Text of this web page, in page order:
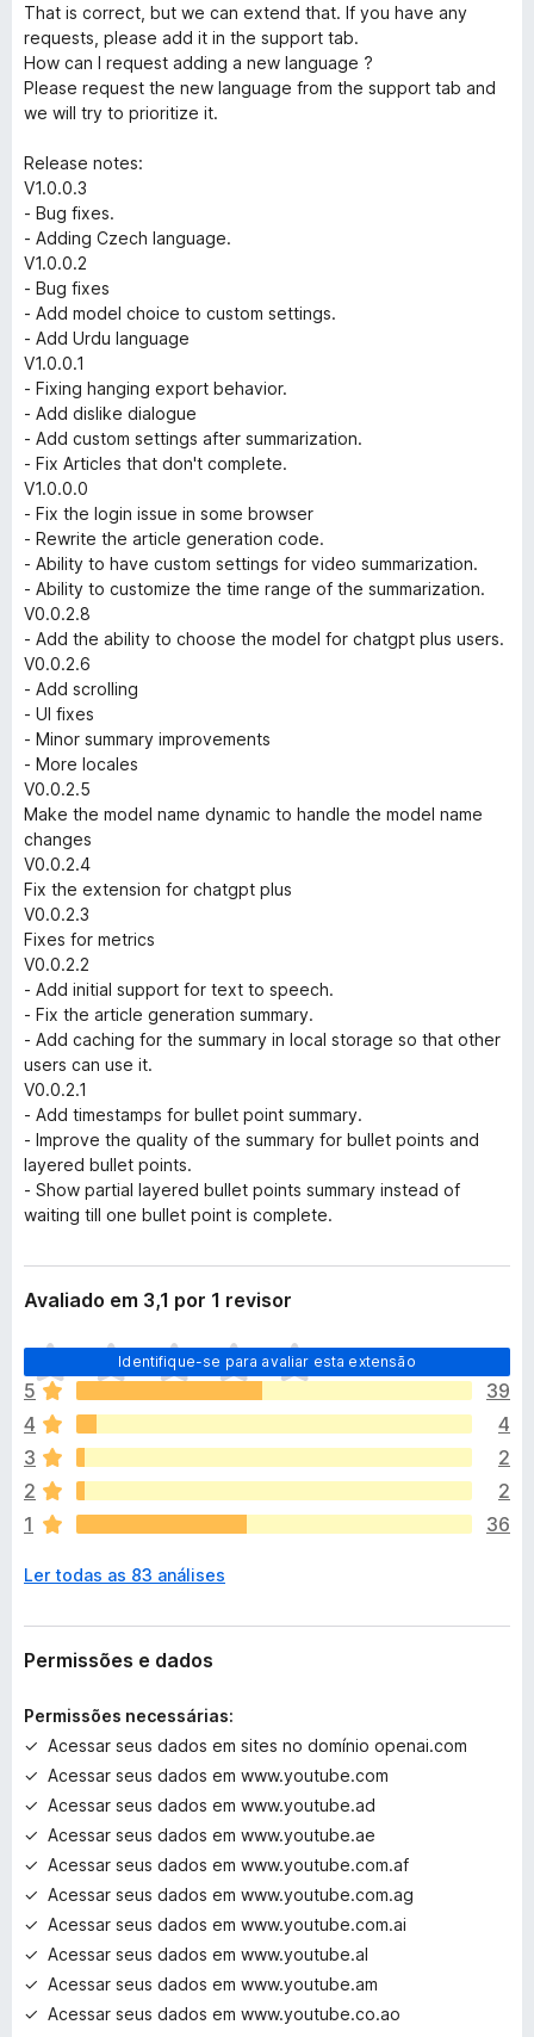
That is correct, but we can extend that. If you have any
requests, please add it in the support tab.
How can I request adding a new language ?
Please request the new language from the support tab and
we will try to prioritize it.
Release notes:
V1.0.0.3
- Bug fixes.
- Adding Czech language.
V1.0.0.2
- Bug fixes
- Add model choice to custom settings.
- Add Urdu language
V1.0.0.1
- Fixing hanging export behavior.
- Add dislike dialogue
- Add custom settings after summarization.
- Fix Articles that don't complete.
V1.0.0.0
- Fix the login issue in some browser
- Rewrite the article generation code.
- Ability to have custom settings for video summarization.
- Ability to customize the time range of the summarization.
V0.0.2.8
- Add the ability to choose the model for chatgpt plus users.
V0.0.2.6
- Add scrolling
- UI fixes
- Minor summary improvements
- More locales
V0.0.2.5
Make the model name dynamic to handle the model name
changes
V0.0.2.4
Fix the extension for chatgpt plus
V0.0.2.3
Fixes for metrics
V0.0.2.2
- Add initial support for text to speech.
- Fix the article generation summary.
- Add caching for the summary in local storage so that other
users can use it.
V0.0.2.1
- Add timestamps for bullet point summary.
- Improve the quality of the summary for bullet points and
layered bullet points.
- Show partial layered bullet points summary instead of
waiting till one bullet point is complete.
Avaliado em 3,1 por 1 revisor
Identifique-se para avaliar esta extensão
A
i
n
d
a
n
ã
o
x
s
t
m
v
a
l
õ
e
s
5
39
4
4
3
2
2
2
1
36
Ler todas as 83 análises
Permissões e dados
Permissões necessárias:
Acessar seus dados em sites no domínio openai.com
Acessar seus dados em www.youtube.com
Acessar seus dados em www.youtube.ad
Acessar seus dados em www.youtube.ae
Acessar seus dados em www.youtube.com.af
Acessar seus dados em www.youtube.com.ag
Acessar seus dados em www.youtube.com.ai
Acessar seus dados em www.youtube.al
Acessar seus dados em www.youtube.am
Acessar seus dados em www.youtube.co.ao